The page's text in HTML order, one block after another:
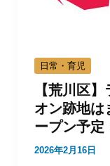
日常・育児
【荒川区
オン跡地は
ープン予定
2026年2月16日